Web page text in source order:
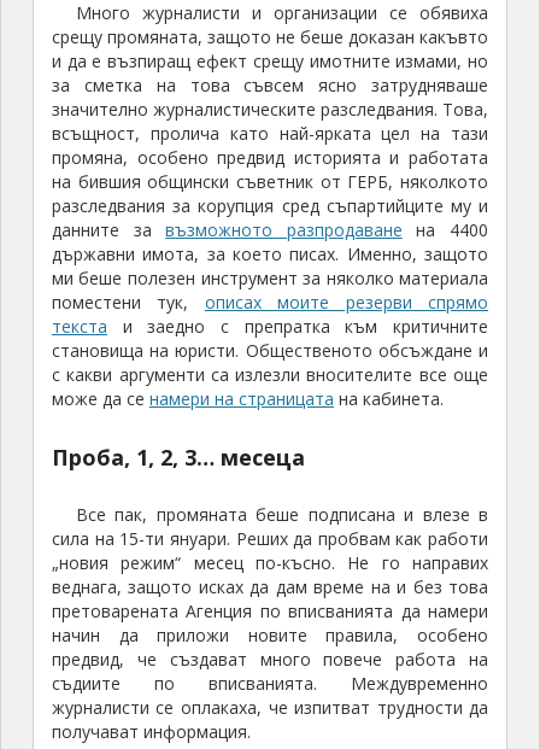
Много журналисти и организации се обявиха
срещу промяната, защото не беше доказан какъвто
и да е възпиращ ефект срещу имотните измами, но
за сметка на това съвсем ясно затрудняваше
значително журналистическите разследвания. Това,
всъщност, пролича като най-ярката цел на тази
промяна, особено предвид историята и работата
на бившия общински съветник от ГЕРБ, няколкото
разследвания за корупция сред съпартийците му и
данните завъзможното разпродаване на 4400
държавни имота, за което писах. Именно, защото
ми беше полезен инструмент за няколко материала
поместени тук, описах моите резерви спрямо
текста и заедно с препратка към критичните
становища на юристи. Общественото обсъждане и
с какви аргументи са излезли вносителите все още
може да се намери на страницата на кабинета.
Проба, 1, 2, 3… месеца
Все пак, промяната беше подписана и влезе в
сила на 15-ти януари. Реших да пробвам как работи
„новия режим“ месец по-късно. Не го направих
веднага, защото исках да дам време на и без това
претоварената Агенция по вписванията да намери
начин да приложи новите правила, особено
предвид, че създават много повече работа на
съдиите по вписванията. Междувременно
журналисти се оплакаха, че изпитват трудности да
получават информация.